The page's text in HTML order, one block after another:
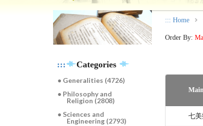
::: Categories
● Generalities (4726)
● Philosophy and
Religion (2808)
● Sciences and
Engineering (2793)
::: Home
Order By:
七